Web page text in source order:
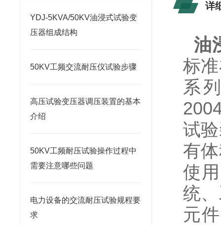
YDJ-5KVA/50KV油浸式试验变
压器组成结构
50KV工频交流耐压仪试验步骤
高压试验变压器调压装置的基本
介绍
50KV工频耐压试验操作过程中
需要注意哪些问题
电力设备的交流耐压试验规程要
求
详
油
标
系
试
有
使
统
元